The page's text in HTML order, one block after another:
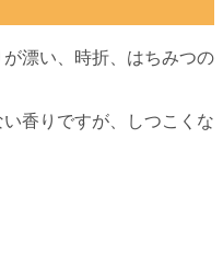
漂い、時折、はちみつの
香りですが、しつこくな